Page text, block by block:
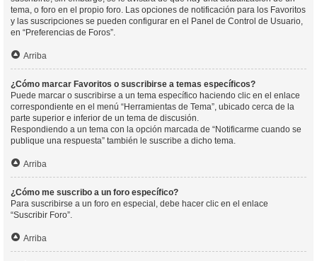
tema, o foro en el propio foro. Las opciones de notificación para los Favoritos
y las suscripciones se pueden configurar en el Panel de Control de Usuario,
en “Preferencias de Foros”.
Arriba
¿Cómo marcar Favoritos o suscribirse a temas específicos?
Puede marcar o suscribirse a un tema específico haciendo clic en el enlace
correspondiente en el menú “Herramientas de Tema”, ubicado cerca de la
parte superior e inferior de un tema de discusión.
Respondiendo a un tema con la opción marcada de “Notificarme cuando se
publique una respuesta” también le suscribe a dicho tema.
Arriba
¿Cómo me suscribo a un foro específico?
Para suscribirse a un foro en especial, debe hacer clic en el enlace
“Suscribir Foro”.
Arriba